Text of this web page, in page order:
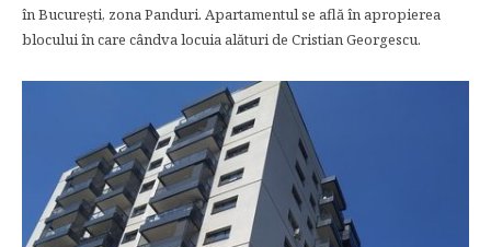
în București, zona Panduri. Apartamentul se află în apropierea
blocului în care cândva locuia alături de Cristian Georgescu.